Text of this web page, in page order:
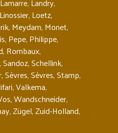
Linossier, Loetz,
, Meydam, Monet,
, Pepe, Philippe,
, Rombaux,
,Sandoz,Schellink,
,Sèvres,Sèvres,Stamp,
,Valkema,
,Wandschneider,
,Zügel,Zuid-Holland,